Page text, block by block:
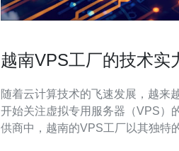
越南VPS工厂的技术实
随着云计算技术的飞速发展，越来
开始关注虚拟专用服务器（VPS）
供商中，越南的VPS工厂以其独特